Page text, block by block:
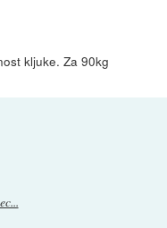
kljuke. Za 90kg